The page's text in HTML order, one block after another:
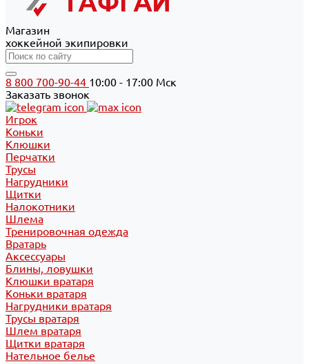
Магазин
хоккейной экипировки
8 800 700-90-44 10:00 - 17:00 Мск
Заказать звонок
Игрок
Коньки
Клюшки
Перчатки
Трусы
Нагрудники
Щитки
Налокотники
Шлема
Тренировочная одежда
Вратарь
Аксессуары
Блины, ловушки
Клюшки вратаря
Коньки вратаря
Нагрудники вратаря
Трусы вратаря
Шлем вратаря
Щитки вратаря
Нательное белье